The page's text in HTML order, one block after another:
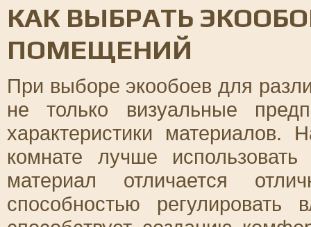
КАК ВЫБРАТЬ
ПОМЕЩЕНИЙ
При выборе экообоев для
не только визуальные
характеристики материалов.
комнате лучше
материал отличается
способностью